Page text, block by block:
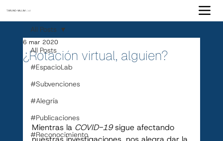
TARLING-VALLIM Lab
All Posts
#EspacioLab
#Subvenciones
#Alegría
#Publicaciones
#Reconocimiento
All Posts
¿Rotación virtual, alguien?
6 mar 2020
Mientras la COVID-19 sigue afectando